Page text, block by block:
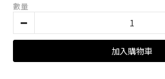
數量
加入購物車